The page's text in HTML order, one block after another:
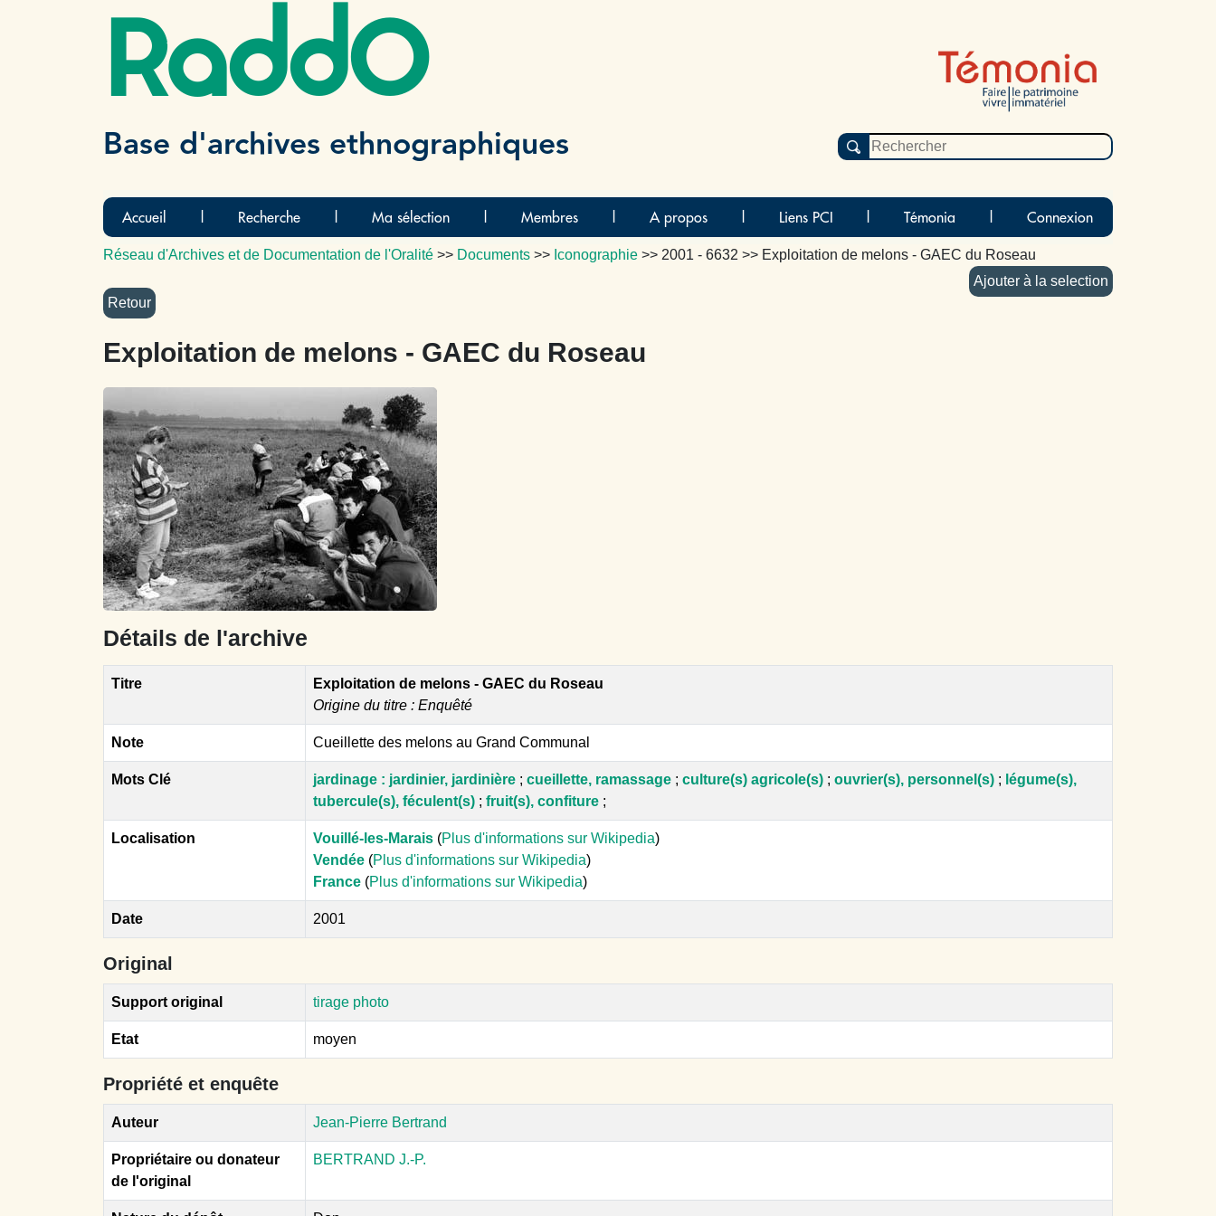
RaddO
Base d'archives ethnographiques
Accueil Recherche Ma sélection Membres A propos Liens PCI Témonia Connexion
Réseau d'Archives et de Documentation de l'Oralité >> Documents >> Iconographie >> 2001 - 6632 >> Exploitation de melons - GAEC du Roseau
Ajouter à la selection
Exploitation de melons - GAEC du Roseau
Détails de l'archive
Titre
Exploitation de melons - GAEC du Roseau
Origine du titre : Enquêté
Note Cueillette des melons au Grand Communal
Mots Clé jardinage : jardinier, jardinière ; cueillette, ramassage ; culture(s) agricole(s) ; ouvrier(s), personnel(s) ; légume(s),
tubercule(s), féculent(s) ; fruit(s), confiture ;
Localisation Vouillé-les-Marais (Plus d'informations sur Wikipedia)
Vendée (Plus d'informations sur Wikipedia)
France (Plus d'informations sur Wikipedia)
Date 2001
Original
Support original tirage photo
Etat moyen
Propriété et enquête
Auteur Jean-Pierre Bertrand
Propriétaire ou donateur
de l'original
BERTRAND J.-P.